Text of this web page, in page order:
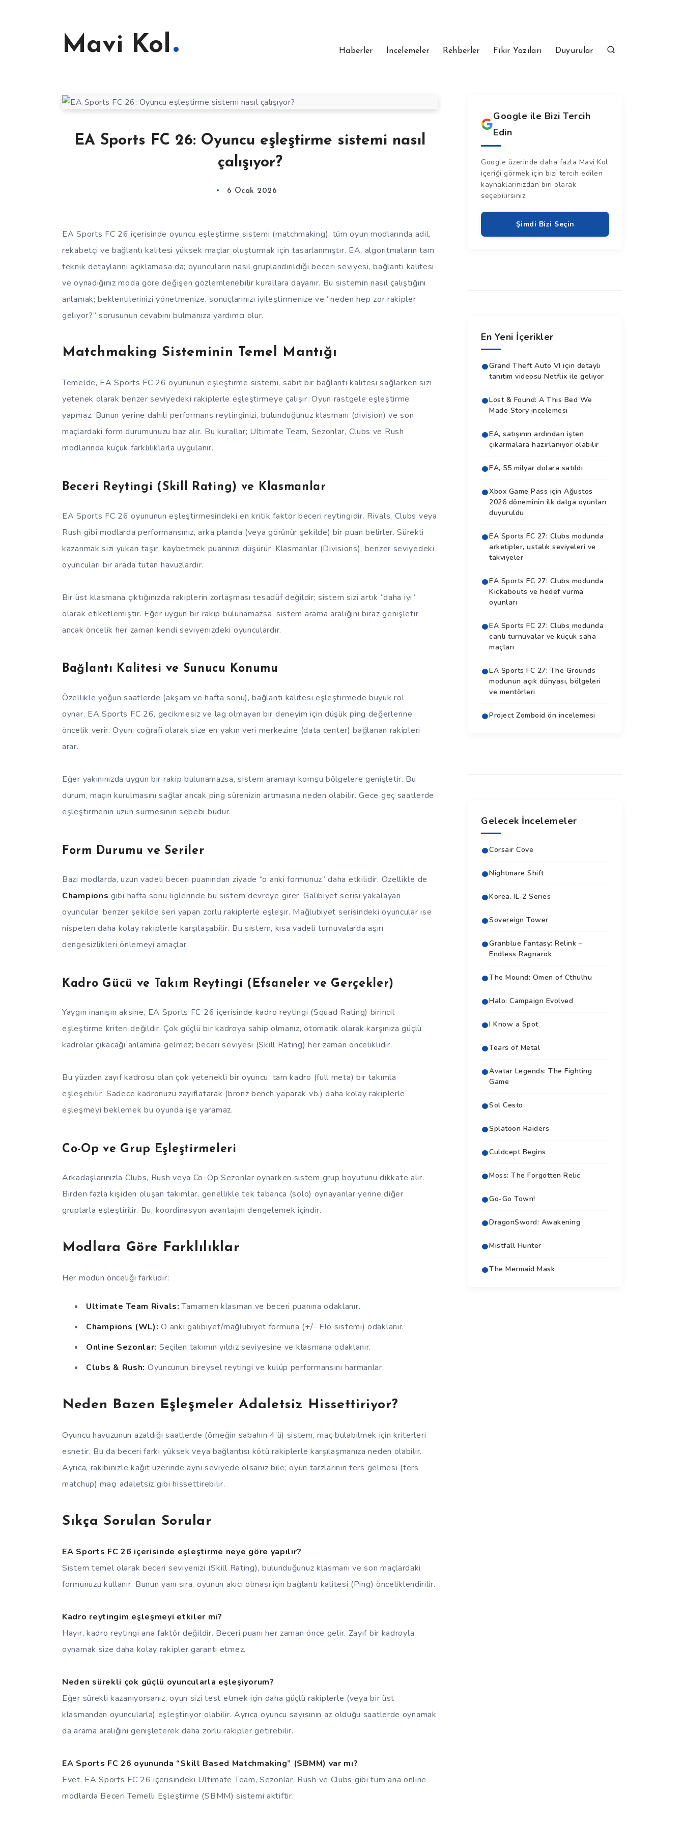
Mavi Kol Haberler İncelemeler Rehberler Fikir Yazıları Duyurular
EA Sports FC 26: Oyuncu eşleştirme sistemi nasıl
çalışıyor?
6 Ocak 2026
EA Sports FC 26 içerisinde oyuncu eşleştirme sistemi (matchmaking), tüm oyun modlarında adil,
rekabetçi ve bağlantı kalitesi yüksek maçlar oluşturmak için tasarlanmıştır. EA, algoritmaların tam
teknik detaylarını açıklamasa da; oyuncuların nasıl gruplandırıldığı beceri seviyesi, bağlantı kalitesi
ve oynadığınız moda göre değişen gözlemlenebilir kurallara dayanır. Bu sistemin nasıl çalıştığını
anlamak; beklentilerinizi yönetmenize, sonuçlarınızı iyileştirmenize ve “neden hep zor rakipler
geliyor?” sorusunun cevabını bulmanıza yardımcı olur.
Matchmaking Sisteminin Temel Mantığı
Temelde, EA Sports FC 26 oyununun eşleştirme sistemi, sabit bir bağlantı kalitesi sağlarken sizi
yetenek olarak benzer seviyedeki rakiplerle eşleştirmeye çalışır. Oyun rastgele eşleştirme
yapmaz. Bunun yerine dahili performans reytinginizi, bulunduğunuz klasmanı (division) ve son
maçlardaki form durumunuzu baz alır. Bu kurallar; Ultimate Team, Sezonlar, Clubs ve Rush
modlarında küçük farklılıklarla uygulanır.
Beceri Reytingi (Skill Rating) ve Klasmanlar
EA Sports FC 26 oyununun eşleştirmesindeki en kritik faktör beceri reytingidir. Rivals, Clubs veya
Rush gibi modlarda performansınız, arka planda (veya görünür şekilde) bir puan belirler. Sürekli
kazanmak sizi yukarı taşır, kaybetmek puanınızı düşürür. Klasmanlar (Divisions), benzer seviyedeki
oyuncuları bir arada tutan havuzlardır.
Bir üst klasmana çıktığınızda rakiplerin zorlaşması tesadüf değildir; sistem sizi artık “daha iyi”
olarak etiketlemiştir. Eğer uygun bir rakip bulunamazsa, sistem arama aralığını biraz genişletir
ancak öncelik her zaman kendi seviyenizdeki oyunculardır.
Bağlantı Kalitesi ve Sunucu Konumu
Özellikle yoğun saatlerde (akşam ve hafta sonu), bağlantı kalitesi eşleştirmede büyük rol
oynar. EA Sports FC 26, gecikmesiz ve lag olmayan bir deneyim için düşük ping değerlerine
öncelik verir. Oyun, coğrafi olarak size en yakın veri merkezine (data center) bağlanan rakipleri
arar.
Eğer yakınınızda uygun bir rakip bulunamazsa, sistem aramayı komşu bölgelere genişletir. Bu
durum, maçın kurulmasını sağlar ancak ping sürenizin artmasına neden olabilir. Gece geç saatlerde
eşleştirmenin uzun sürmesinin sebebi budur.
Form Durumu ve Seriler
Bazı modlarda, uzun vadeli beceri puanından ziyade “o anki formunuz” daha etkilidir. Özellikle de
Champions gibi hafta sonu liglerinde bu sistem devreye girer. Galibiyet serisi yakalayan
oyuncular, benzer şekilde seri yapan zorlu rakiplerle eşleşir. Mağlubiyet serisindeki oyuncular ise
nispeten daha kolay rakiplerle karşılaşabilir. Bu sistem, kısa vadeli turnuvalarda aşırı
dengesizlikleri önlemeyi amaçlar.
Kadro Gücü ve Takım Reytingi (Efsaneler ve Gerçekler)
Yaygın inanışın aksine, EA Sports FC 26 içerisinde kadro reytingi (Squad Rating) birincil
eşleştirme kriteri değildir. Çok güçlü bir kadroya sahip olmanız, otomatik olarak karşınıza güçlü
kadrolar çıkacağı anlamına gelmez; beceri seviyesi (Skill Rating) her zaman önceliklidir.
Bu yüzden zayıf kadrosu olan çok yetenekli bir oyuncu, tam kadro (full meta) bir takımla
eşleşebilir. Sadece kadronuzu zayıflatarak (bronz bench yaparak vb.) daha kolay rakiplerle
eşleşmeyi beklemek bu oyunda işe yaramaz.
Co-Op ve Grup Eşleştirmeleri
Arkadaşlarınızla Clubs, Rush veya Co-Op Sezonlar oynarken sistem grup boyutunu dikkate alır.
Birden fazla kişiden oluşan takımlar, genellikle tek tabanca (solo) oynayanlar yerine diğer
gruplarla eşleştirilir. Bu, koordinasyon avantajını dengelemek içindir.
Modlara Göre Farklılıklar
Her modun önceliği farklıdır:
Ultimate Team Rivals: Tamamen klasman ve beceri puanına odaklanır.
Champions (WL): O anki galibiyet/mağlubiyet formuna (+/- Elo sistemi) odaklanır.
Online Sezonlar: Seçilen takımın yıldız seviyesine ve klasmana odaklanır.
Clubs & Rush: Oyuncunun bireysel reytingi ve kulüp performansını harmanlar.
Neden Bazen Eşleşmeler Adaletsiz Hissettiriyor?
Oyuncu havuzunun azaldığı saatlerde (örneğin sabahın 4’ü) sistem, maç bulabilmek için kriterleri
esnetir. Bu da beceri farkı yüksek veya bağlantısı kötü rakiplerle karşılaşmanıza neden olabilir.
Ayrıca, rakibinizle kağıt üzerinde aynı seviyede olsanız bile; oyun tarzlarının ters gelmesi (ters
matchup) maçı adaletsiz gibi hissettirebilir.
Sıkça Sorulan Sorular
EA Sports FC 26 içerisinde eşleştirme neye göre yapılır?
Sistem temel olarak beceri seviyenizi (Skill Rating), bulunduğunuz klasmanı ve son maçlardaki
formunuzu kullanır. Bunun yanı sıra, oyunun akıcı olması için bağlantı kalitesi (Ping) önceliklendirilir.
Kadro reytingim eşleşmeyi etkiler mi?
Hayır, kadro reytingi ana faktör değildir. Beceri puanı her zaman önce gelir. Zayıf bir kadroyla
oynamak size daha kolay rakipler garanti etmez.
Neden sürekli çok güçlü oyuncularla eşleşiyorum?
Eğer sürekli kazanıyorsanız, oyun sizi test etmek için daha güçlü rakiplerle (veya bir üst
klasmandan oyuncularla) eşleştiriyor olabilir. Ayrıca oyuncu sayısının az olduğu saatlerde oynamak
da arama aralığını genişleterek daha zorlu rakipler getirebilir.
EA Sports FC 26 oyununda “Skill Based Matchmaking” (SBMM) var mı?
Evet. EA Sports FC 26 içerisindeki Ultimate Team, Sezonlar, Rush ve Clubs gibi tüm ana online
modlarda Beceri Temelli Eşleştirme (SBMM) sistemi aktiftir.
Google ile Bizi Tercih
Edin
Google üzerinde daha fazla Mavi Kol
içeriği görmek için bizi tercih edilen
kaynaklarınızdan biri olarak
seçebilirsiniz.
Şimdi Bizi Seçin
En Yeni İçerikler
Grand Theft Auto VI için detaylı
tanıtım videosu Netflix ile geliyor
Lost & Found: A This Bed We
Made Story incelemesi
EA, satışının ardından işten
çıkarmalara hazırlanıyor olabilir
EA, 55 milyar dolara satıldı
Xbox Game Pass için Ağustos
2026 döneminin ilk dalga oyunları
duyuruldu
EA Sports FC 27: Clubs modunda
arketipler, ustalık seviyeleri ve
takviyeler
EA Sports FC 27: Clubs modunda
Kickabouts ve hedef vurma
oyunları
EA Sports FC 27: Clubs modunda
canlı turnuvalar ve küçük saha
maçları
EA Sports FC 27: The Grounds
modunun açık dünyası, bölgeleri
ve mentörleri
Project Zomboid ön incelemesi
Gelecek İncelemeler
Corsair Cove
Nightmare Shift
Korea. IL-2 Series
Sovereign Tower
Granblue Fantasy: Relink –
Endless Ragnarok
The Mound: Omen of Cthulhu
Halo: Campaign Evolved
I Know a Spot
Tears of Metal
Avatar Legends: The Fighting
Game
Sol Cesto
Splatoon Raiders
Culdcept Begins
Moss: The Forgotten Relic
Go-Go Town!
DragonSword: Awakening
Mistfall Hunter
The Mermaid Mask